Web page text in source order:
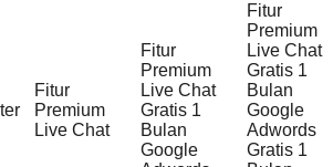
Fitur
Premium
Live Chat
Fitur
Premium
Live Chat
Gratis 1
Bulan
Google
Fitur
Premium
Live Chat
Gratis 1
Bulan
Google
Adwords
Gratis 1